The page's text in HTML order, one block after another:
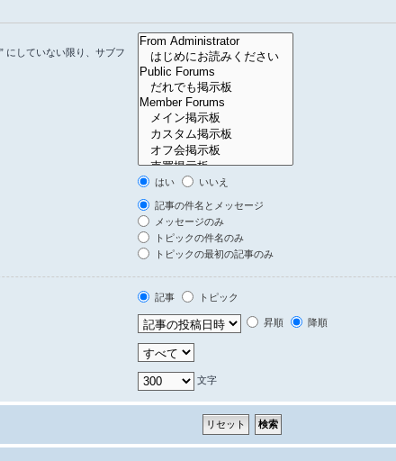
にしていない限り、サブフ
はい いいえ
記事の件名とメッセージ
メッセージのみ
トピックの件名のみ
トピックの最初の記事のみ
記事 トピック
昇順 降順
文字